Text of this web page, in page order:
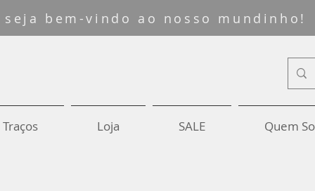
seja bem-vindo ao nosso mundinho!
Loja SALE Quem